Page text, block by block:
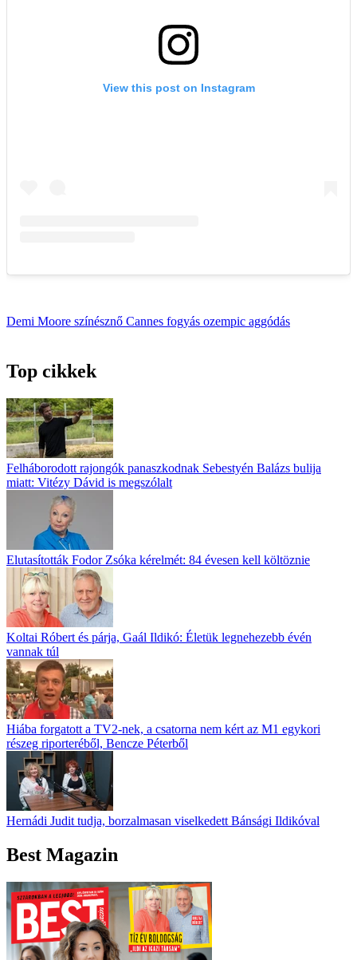
Demi Moore színésznő Cannes fogyás ozempic aggódás
Top cikkek
Felháborodott rajongók panaszkodnak Sebestyén Balázs bulija
miatt: Vitézy Dávid is megszólalt
Elutasították Fodor Zsóka kérelmét: 84 évesen kell költöznie
Koltai Róbert és párja, Gaál Ildikó: Életük legnehezebb évén
vannak túl
Hiába forgatott a TV2-nek, a csatorna nem kért az M1 egykori
részeg riporteréből, Bencze Péterből
Hernádi Judit tudja, borzalmasan viselkedett Bánsági Ildikóval
Best Magazin